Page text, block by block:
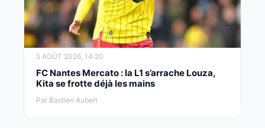
5 AOÛT 2026, 14:20
FC Nantes Mercato : la L1 s’arrache Louza,
Kita se frotte déjà les mains
Par Bastien Aubert